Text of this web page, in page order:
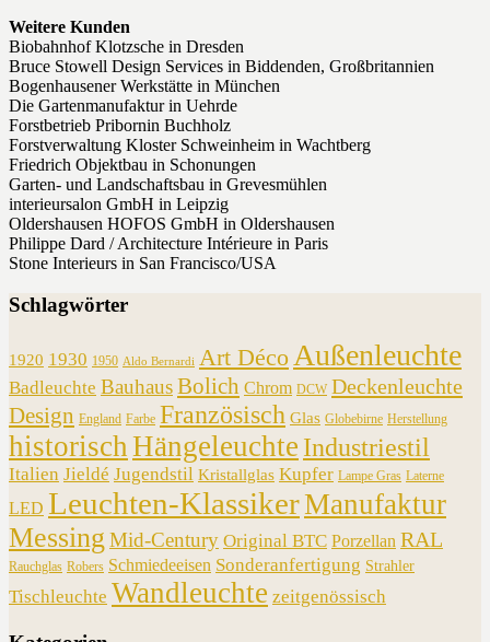
Weitere Kunden
Biobahnhof Klotzsche in Dresden
Bruce Stowell Design Services in Biddenden, Großbritannien
Bogenhausener Werkstätte in München
Die Gartenmanufaktur in Uehrde
Forstbetrieb Pribornin Buchholz
Forstverwaltung Kloster Schweinheim in Wachtberg
Friedrich Objektbau in Schonungen
Garten- und Landschaftsbau in Grevesmühlen
interieursalon GmbH in Leipzig
Oldershausen HOFOS GmbH in Oldershausen
Philippe Dard / Architecture Intérieure in Paris
Stone Interieurs in San Francisco/USA
Schlagwörter
1920 1930 1950 Aldo Bernardi Art Déco Außenleuchte
Badleuchte BauhausBolich Chrom DCW Deckenleuchte
Design England Farbe Französisch Glas Globebirne Herstellung
historisch Hängeleuchte Industriestil
Italien Jieldé Jugendstil Kristallglas Kupfer Lampe Gras Laterne
LED Leuchten-KlassikerManufaktur
Messing Mid-Century Original BTC Porzellan RAL
Rauchglas Robers Schmiedeeisen Sonderanfertigung Strahler
Tischleuchte Wandleuchte zeitgenössisch